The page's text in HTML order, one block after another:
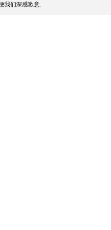
我们深感歉意.